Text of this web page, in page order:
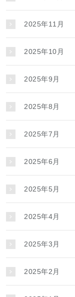
2025年11月
2025年10月
2025年9月
2025年8月
2025年7月
2025年6月
2025年5月
2025年4月
2025年3月
2025年2月